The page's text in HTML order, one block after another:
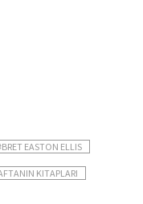
EASTON ELLIS
KITAPLARI